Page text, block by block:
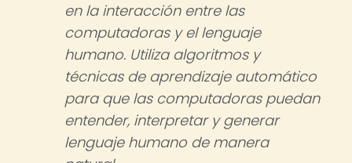
en la interacción entre las
computadoras y el lenguaje
humano. Utiliza algoritmos y
técnicas de aprendizaje automático
para que las computadoras puedan
entender, interpretar y generar
lenguaje humano de manera